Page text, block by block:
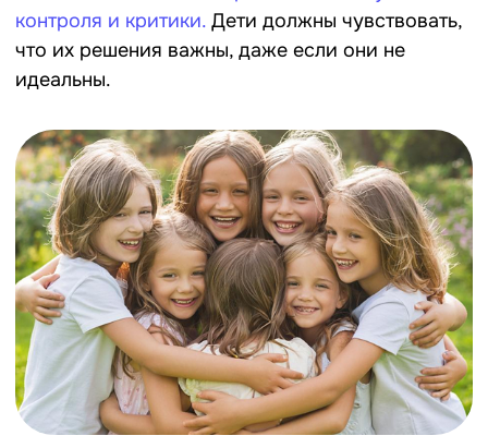
Проекты без жёсткой
инструкции
Дайте ребёнку задание без чёткой
Именно в креативных форматах у детей есть
шанс проявить свои уникальные качества.Это
не только развивает мышление, но и учит
самостоятельным решениям.